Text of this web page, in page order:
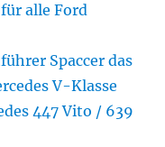
alle Ford
Spaccer das
V-Klasse
447 Vito / 639